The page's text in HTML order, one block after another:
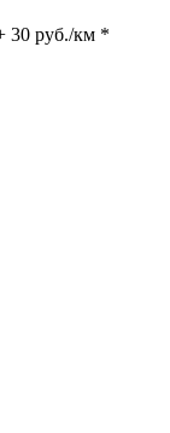
30 руб./км *